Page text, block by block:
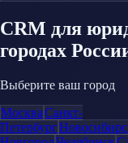
CRM для
городах
Выберите ваш город
МоскваСанкт-
Петербург